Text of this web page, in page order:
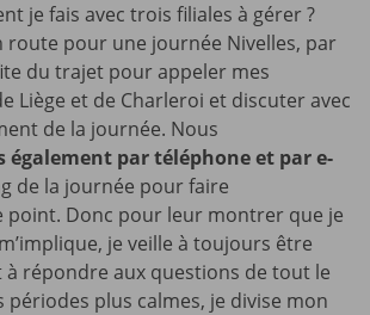
je fais avec trois filiales à gérer ?
route pour une journée Nivelles, par
du trajet pour appeler mes
Liège et de Charleroi et discuter avec
de la journée. Nous
par téléphone et par e-
de la journée pour faire
point. Donc pour leur montrer que je
je veille à toujours être
répondre aux questions de tout le
périodes plus calmes, je divise mon